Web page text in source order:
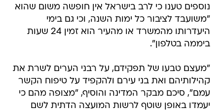
נוספים טענו כי לרב בישראל אין חופשה משום שהוא
"משועבד לציבור כל ימות השנה, וכי גם בימי
היעדרותו מהמשרד או מהעיר הוא זמין 24 שעות
ביממה בטלפון".
"מעצם טבעו של תפקידם, על רבני הערים לשרת את
קהילותיהם ואת בני עירם ולהקפיד על טיפוח הקשר
עמם", סיכם מבקר המדינה והוסיף, "מצופה מהם כי
יעמדו באופן שוטף לרשות המועצה הדתית לשם